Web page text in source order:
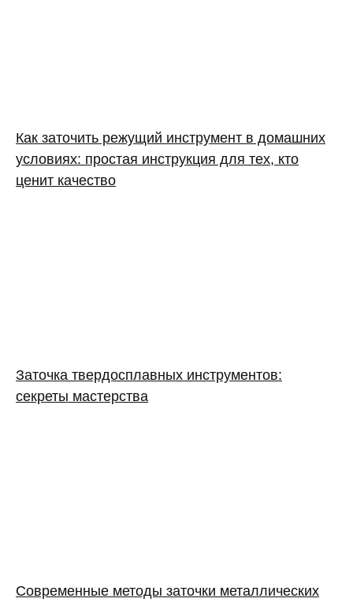
Как заточить режущий инструмент в домашних
условиях: простая инструкция для тех, кто
ценит качество
Заточка твердосплавных инструментов:
секреты мастерства
Современные методы заточки металлических